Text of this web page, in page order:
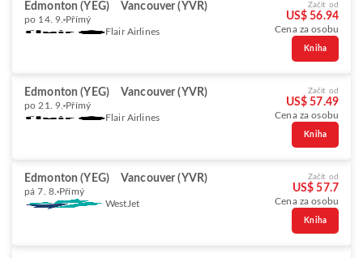
Edmonton (YEG) Vancouver (YVR)
po 14. 9. Přímý
Flair Airlines
Začít od
US$ 56.94
Cena za osobu
Kniha
Edmonton (YEG) Vancouver (YVR)
po 21. 9. Přímý
Flair Airlines
Začít od
US$ 57.49
Cena za osobu
Kniha
Edmonton (YEG) Vancouver (YVR)
pá 7. 8. Přímý
WestJet
Začít od
US$ 57.7
Cena za osobu
Kniha